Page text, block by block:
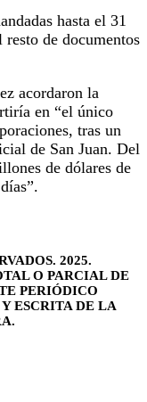
hasta el 31
de documentos
acordaron la
en “el único
tras un
de San Juan. Del
de dólares de
2025.
O PARCIAL DE
PERIÓDICO
ESCRITA DE LA